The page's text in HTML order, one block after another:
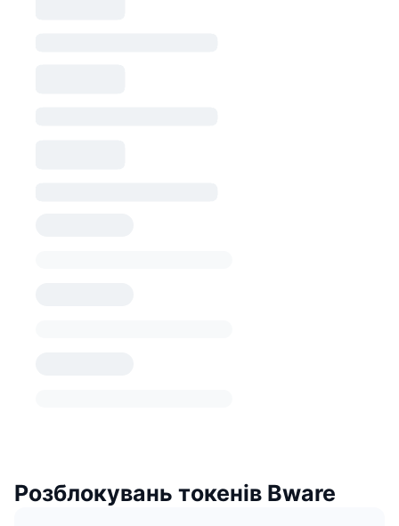
Розблокувань токенів Bware